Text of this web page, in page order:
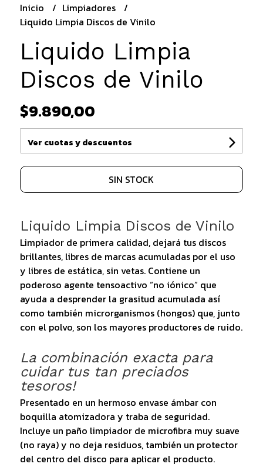
Inicio
Limpiadores
Liquido Limpia Discos de Vinilo
Liquido Limpia
Discos de Vinilo
$9.890,00
Ver cuotas y descuentos
SIN STOCK
Liquido Limpia Discos de Vinilo
Limpiador de primera calidad, dejará tus discos
brillantes, libres de marcas acumuladas por el uso
y libres de estática, sin vetas. Contiene un
poderoso agente tensoactivo “no iónico” que
ayuda a desprender la grasitud acumulada así
como también microrganismos (hongos) que, junto
con el polvo, son los mayores productores de ruido.
La combinación exacta para
cuidar tus tan preciados
tesoros!
Presentado en un hermoso envase ámbar con
boquilla atomizadora y traba de seguridad.
Incluye un paño limpiador de microfibra muy suave
(no raya) y no deja residuos, también un protector
del centro del disco para aplicar el producto.